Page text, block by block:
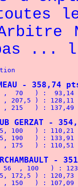
pas
- 358,74
,  70   ) :  93,14
207,5 ) : 128,11
, 215   ) : 137,49
GERZAT -
100   ) : 110,21
190   ) : 133,91
175   ) : 110,51
-
172,5 ) : 120,73
, 150   ) : 107,09